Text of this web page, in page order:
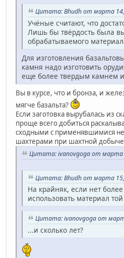
Цитата: Bhudh от марта 14,
Учёные считают, что
Лишь бы твёрдость была
обрабатываемого
Для изготовления
камня надо изготовить
еще более твердым камнем и
Вы в курсе, что и бронза, и
мягче базальта?
Если заготовка вырубалась из
проще всего добиться
сходными с применявшимися
шахтерами при шахтной
Цитата: ivanovgoga от марта
Цитата: Bhudh от марта 15,
На крайняк, если нет
использовать материал
Цитата: ivanovgoga от
...и сколько лет?